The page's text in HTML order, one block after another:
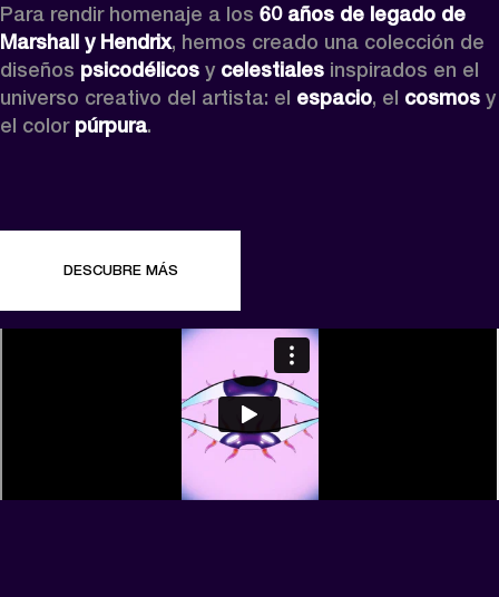
Para rendir homenaje a los 60 años de legado de
Marshall y Hendrix, hemos creado una colección de
diseños psicodélicos y celestiales inspirados en el
universo creativo del artista: el espacio, el cosmos y
el color púrpura.
DESCUBRE MÁS